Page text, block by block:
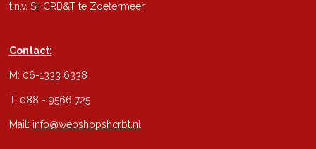
t.n.v. SHCRB&T te Zoetermeer
Contact:
M: 06-1333 6338
T: 088 - 9566 725
Mail: info@webshopshcrbt.nl